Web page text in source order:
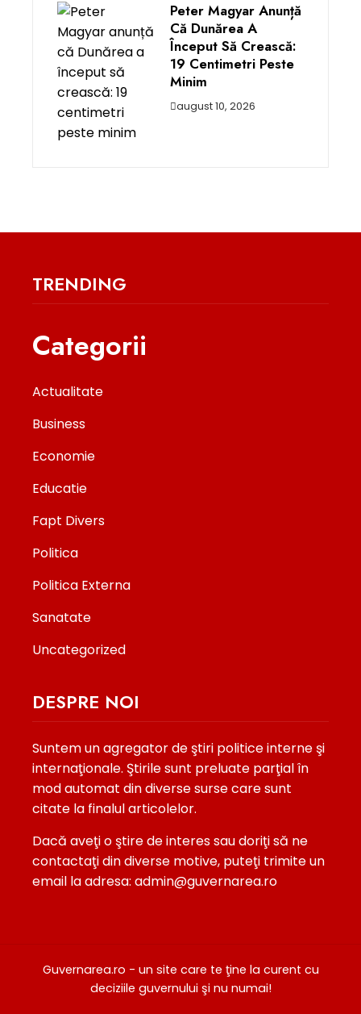
Peter Magyar Anunță
Că Dunărea A
Început Să Crească:
19 Centimetri Peste
Minim
august 10, 2026
TRENDING
Categorii
Actualitate
Business
Economie
Educatie
Fapt Divers
Politica
Politica Externa
Sanatate
Uncategorized
DESPRE NOI
Suntem un agregator de ştiri politice interne şi
internaţionale. Ştirile sunt preluate parţial în
mod automat din diverse surse care sunt
citate la finalul articolelor.
Dacă aveţi o ştire de interes sau doriţi să ne
contactaţi din diverse motive, puteţi trimite un
email la adresa: admin@guvernarea.ro
Guvernarea.ro - un site care te ţine la curent cu
deciziile guvernului şi nu numai!